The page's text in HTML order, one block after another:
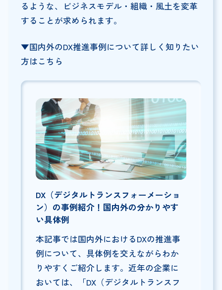
るような、ビジネスモデル・組織・風土を変革
することが求められます。
▼国内外のDX推進事例について詳しく知りたい
方はこちら
DX（デジタルトランスフォーメーショ
ン）の事例紹介！国内外の分かりやす
い具体例
本記事では国内外におけるDXの推進事
例について、具体例を交えながらわか
りやすくご紹介します。近年の企業に
おいては、「DX（デジタルトランスフ